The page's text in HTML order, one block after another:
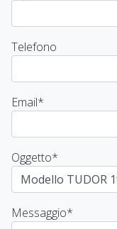
Telefono
Email*
Oggetto*
Messaggio*